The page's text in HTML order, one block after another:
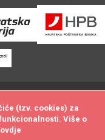
(tzv. cookies) za
Više o
ovdje
će utuženo po zakonu o
(tzv. cookies) za
Više o
ovdje